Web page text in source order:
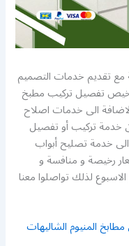
مع تقديم خدمات التصميم
ورخيص تفصيل تركيب مطبخ
الى خدمات اصلاح
خدمة تركيب أو تفصيل
خدمة تصليح أبواب
رخيصة و منافسة و
لذلك تواصلوا معنا
المنيوم الشاليهات